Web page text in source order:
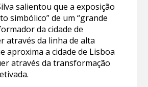
salientou que a exposição
simbólico” de um “grande
da cidade de
através da linha de alta
aproxima a cidade de Lisboa
através da transformação